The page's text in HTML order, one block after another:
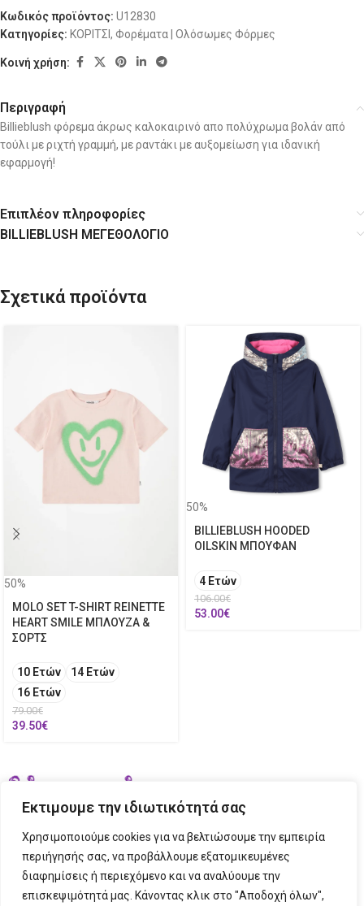
Εκτιμουμε την ιδιωτικότητά σας
Χρησιμοποιούμε cookies για να βελτιώσουμε την εμπειρία
περιήγησής σας, να προβάλλουμε εξατομικευμένες
διαφημίσεις ή περιεχόμενο και να αναλύουμε την
επισκεψιμότητά μας. Κάνοντας κλικ στο "Αποδοχή όλων",
Κωδικός προϊόντος: U12830
Κατηγορίες: ΚΟΡΙΤΣΙ , Φορέματα | Ολόσωμες Φόρμες
Κοινή χρήση:
Περιγραφή
Billieblush φόρεμα άκρως καλοκαιρινό απο πολύχρωμα βολάν από
τούλι με ριχτή γραμμή, με ραντάκι με αυξομείωση για ιδανική
εφαρμογή!
Επιπλέον πληροφορίες
BILLIEBLUSH ΜΕΓΕΘΟΛΟΓΙΟ
Σχετικά προϊόντα
50%
MOLO SET T-SHIRT REINETTE
HEART SMILE ΜΠΛΟΥΖΑ &
ΣΟΡΤΣ
10 Ετών
14 Ετών
16 Ετών
79.00€
39.50€
50%
BILLIEBLUSH HOODED
OILSKIN ΜΠΟΥΦΑΝ
4 Ετών
106.00€
53.00€
ΣΤΟΙΧΕΙΑ ΕΠΙΚΟΙΝΩΝΙΑΣ